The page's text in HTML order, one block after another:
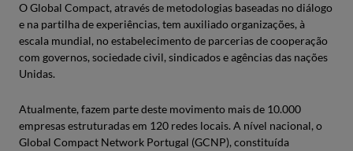
O Global Compact, através de metodologias baseadas no diálogo
e na partilha de experiências, tem auxiliado organizações, à
escala mundial, no estabelecimento de parcerias de cooperação
com governos, sociedade civil, sindicados e agências das nações
Unidas.
Atualmente, fazem parte deste movimento mais de 10.000
empresas estruturadas em 120 redes locais. A nível nacional, o
Global Compact Network Portugal (GCNP), constituída